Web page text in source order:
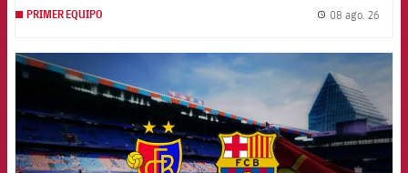
PRIMER EQUIPO 08 ago. 26
FCB Barcelona badge